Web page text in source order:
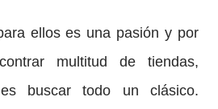
ellos es una pasión y por
multitud de tiendas,
buscar todo un clásico.